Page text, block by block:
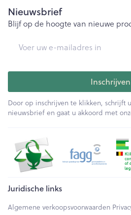
Nieuwsbrief
Blijf op de hoogte van nieuwe
Inschrijven
Door op inschrijven te klikken, schrijft
nieuwsbrief en gaat u akkoord met
Juridische links
Algemene verkoopsvoorwaarden